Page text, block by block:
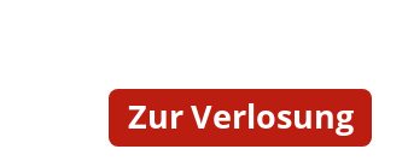
Zur Verlosung